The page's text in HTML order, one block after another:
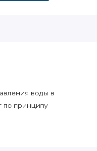
воды в
по принципу